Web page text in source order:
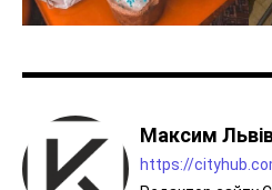
Максим
https://